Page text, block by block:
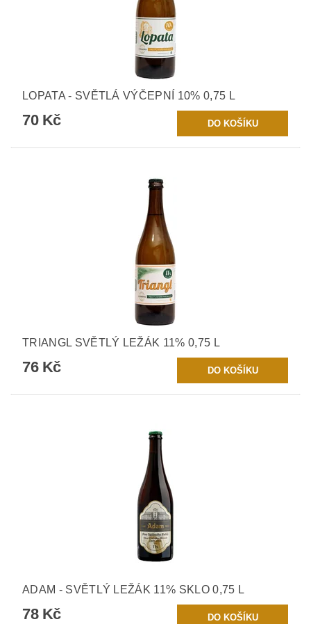
LOPATA - SVĚTLÁ VÝČEPNÍ 10% 0,75 L
70 Kč
TRIANGL SVĚTLÝ LEŽÁK 11% 0,75 L
76 Kč
ADAM - SVĚTLÝ LEŽÁK 11% SKLO 0,75 L
78 Kč